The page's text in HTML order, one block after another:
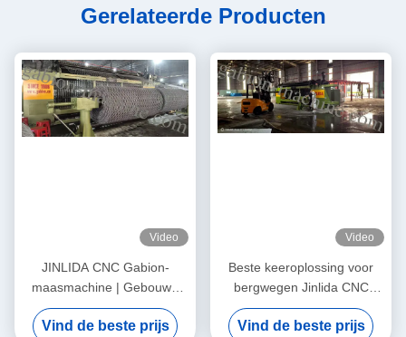
Gerelateerde Producten
Video
JINLIDA CNC Gabion-
maasmachine | Gebouwd
voor betrouwbare en
winstgevende productie
Vind de beste prijs
Video
Beste keeroplossing voor
bergwegen Jinlida CNC
Gabion-machine
ondersteunt wereldwijde
Vind de beste prijs